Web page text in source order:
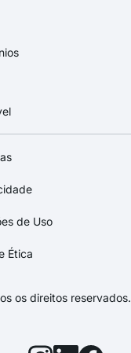
de Uso
Ética
os direitos reservados.